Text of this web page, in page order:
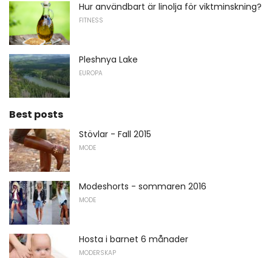
Hur användbart är linolja för viktminskning?
FITNESS
Pleshnya Lake
EUROPA
Best posts
Stövlar - Fall 2015
MODE
Modeshorts - sommaren 2016
MODE
Hosta i barnet 6 månader
MODERSKAP